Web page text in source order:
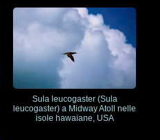
Sula leucogaster (Sula
leucogaster) a Midway Atoll nelle
isole hawaiane, USA